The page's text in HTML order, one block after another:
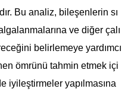
Bu analiz, bileşenlerin sı
ve diğer çalı
belirlemeye yardımcı
ömrünü tahmin etmek içi
iyileştirmeler yapılmasına